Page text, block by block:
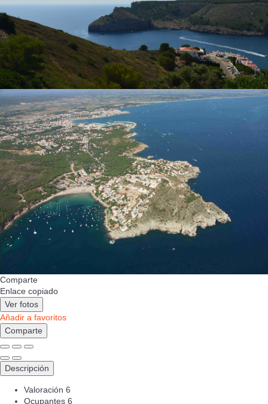
Comparte
Enlace copiado
Ver fotos
Añadir a favoritos
Comparte
Descripción
Valoración 6
Ocupantes 6